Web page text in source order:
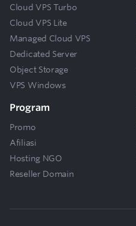
Cloud VPS Turbo
Cloud VPS Lite
Managed Cloud VPS
Dedicated Server
Object Storage
VPS Windows
Program
Promo
Afiliasi
Hosting NGO
Reseller Domain